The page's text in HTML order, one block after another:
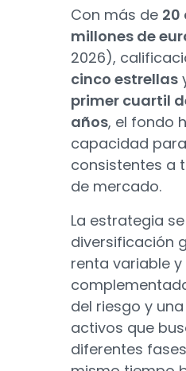
Con más de 20
millones de
2026),
cinco estrellas
primer cuartil
años, el fondo
capacidad
consistentes a
de mercado.
La estrategia
diversificación
renta variable
del riesgo y
activos que
diferentes